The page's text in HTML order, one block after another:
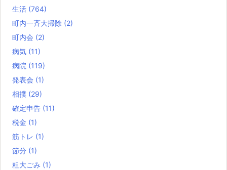
生活 (764)
町内一斉大掃除 (2)
町内会 (2)
病気 (11)
病院 (119)
発表会 (1)
相撲 (29)
確定申告 (11)
税金 (1)
筋トレ (1)
節分 (1)
粗大ごみ (1)